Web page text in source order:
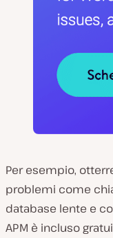
Per esempio,
problemi come
database lente e
APM è incluso